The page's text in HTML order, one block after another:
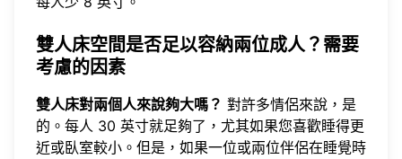
雙人床空間是否足以容納兩位成人？需要
考慮的因素
雙人床對兩個人來說夠大嗎？ 對許多情侶來說，是
的。每人 30 英寸就足夠了，尤其如果您喜歡睡得更
近或臥室較小。但是，如果一位或兩位伴侶在睡覺時